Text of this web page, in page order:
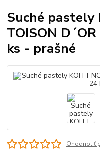
Suché pastely
TOISON
ks - prašné
Ohodnotiť